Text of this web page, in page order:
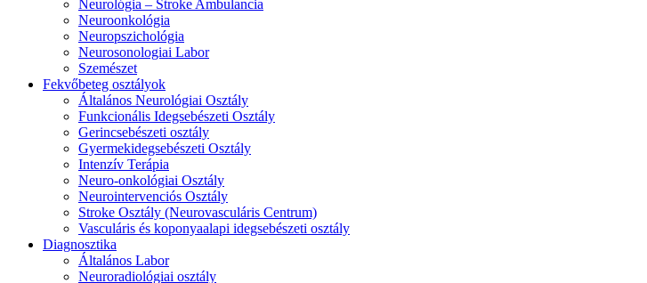
Neurológia – Stroke Ambulancia
Neuroonkológia
Neuropszichológia
Neurosonologiai Labor
Szemészet
Fekvőbeteg osztályok
Általános Neurológiai Osztály
Funkcionális Idegsebészeti Osztály
Gerincsebészeti osztály
Gyermekidegsebészeti Osztály
Intenzív Terápia
Neuro-onkológiai Osztály
Neurointervenciós Osztály
Stroke Osztály (Neurovasculáris Centrum)
Vasculáris és koponyaalapi idegsebészeti osztály
Diagnosztika
Általános Labor
Neuroradiológiai osztály